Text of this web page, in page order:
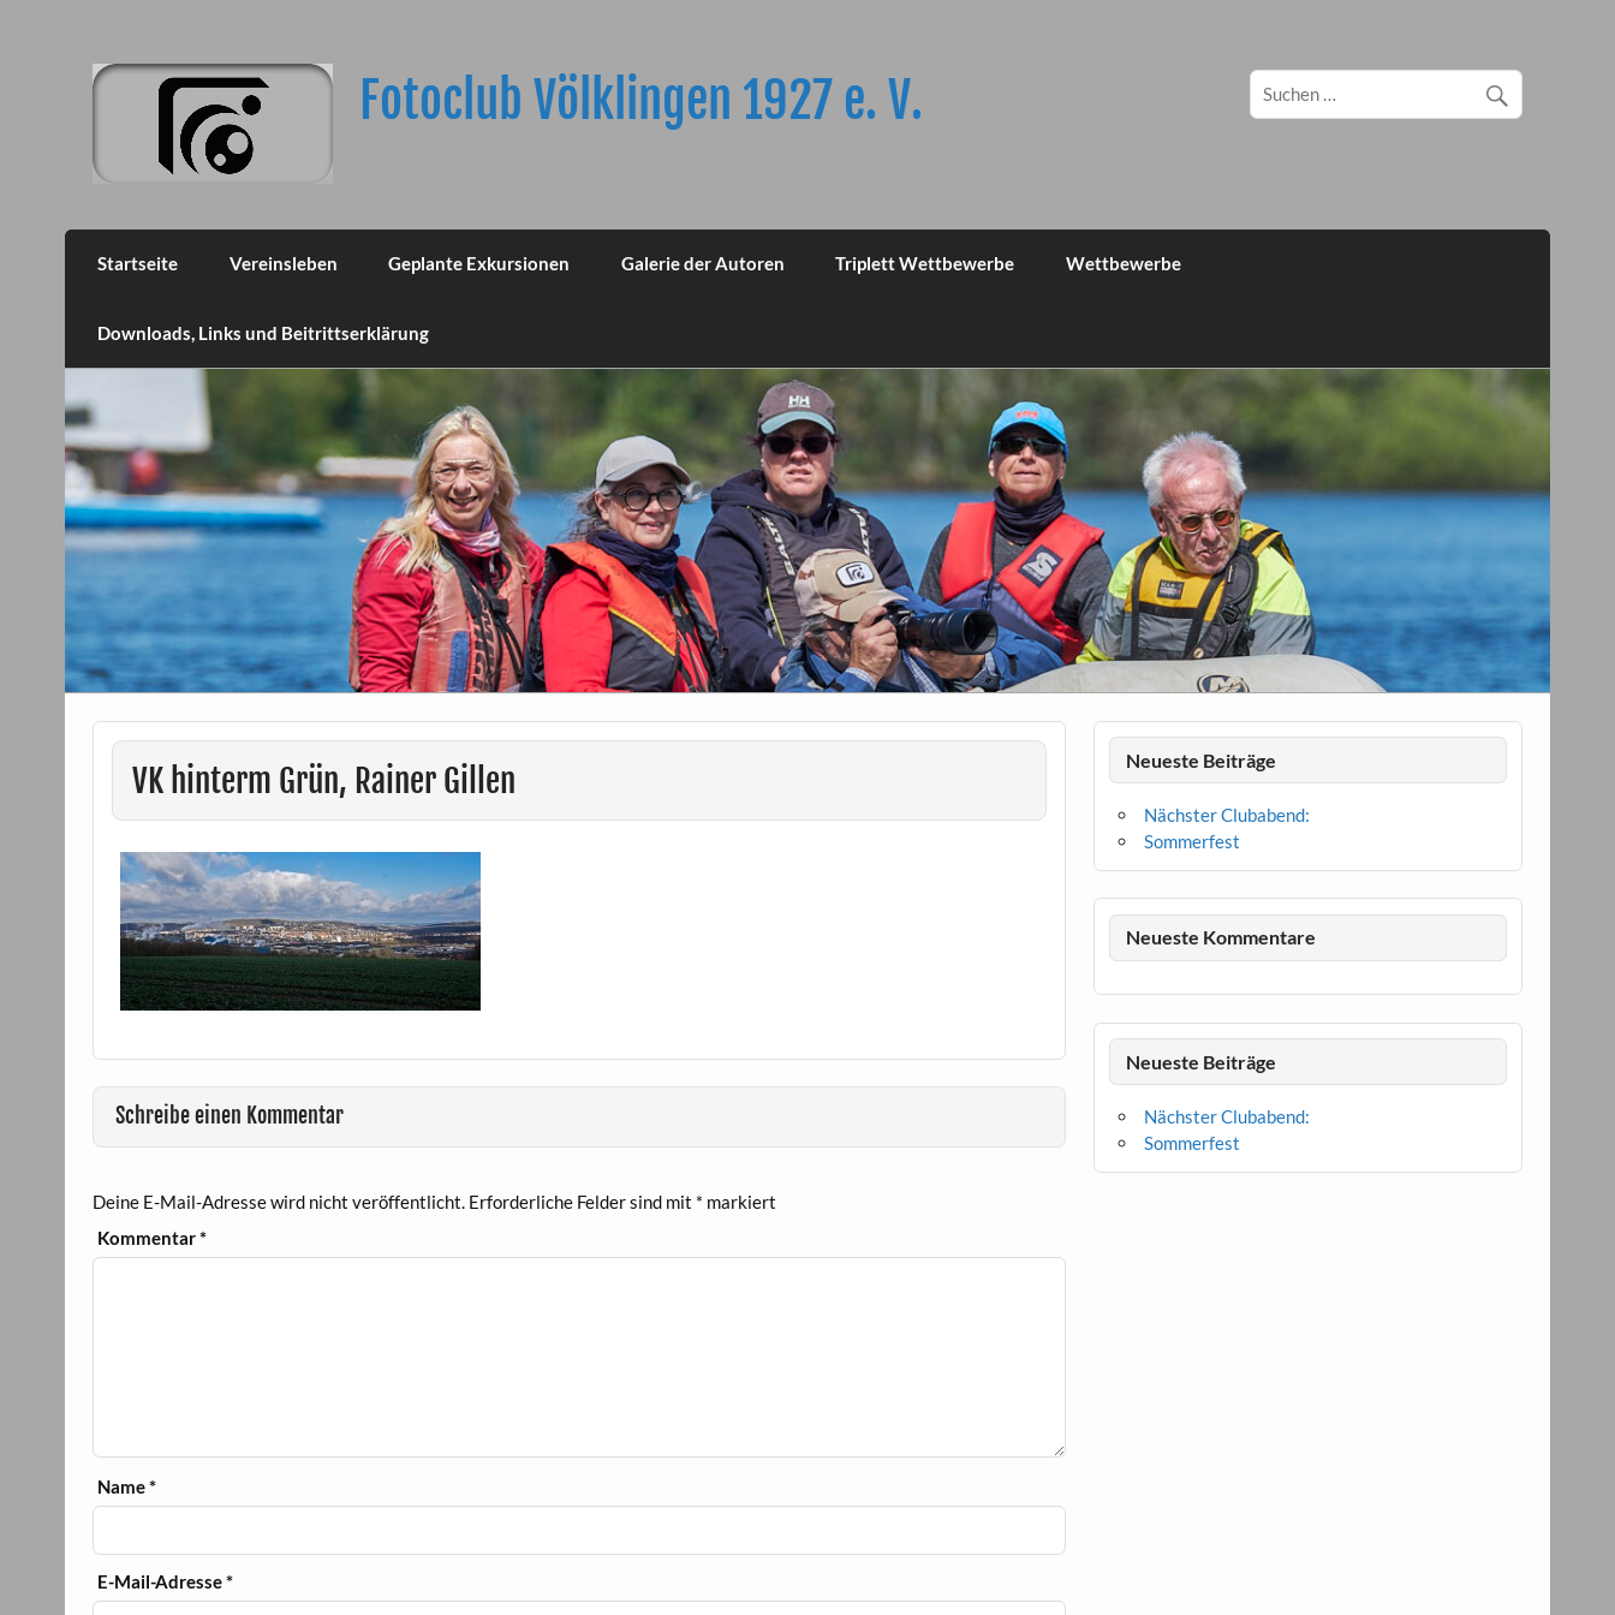
Fotoclub Völklingen 1927 e. V.
Startseite Vereinsleben Geplante Exkursionen Galerie der Autoren Triplett Wettbewerbe Wettbewerbe
Downloads, Links und Beitrittserklärung
VK hinterm Grün, Rainer Gillen
Schreibe einen Kommentar
Deine E-Mail-Adresse wird nicht veröffentlicht. Erforderliche Felder sind mit * markiert
Kommentar*
Name*
E-Mail-Adresse*
Neueste Beiträge
Nächster Clubabend:
Sommerfest
Neueste Kommentare
Neueste Beiträge
Nächster Clubabend:
Sommerfest